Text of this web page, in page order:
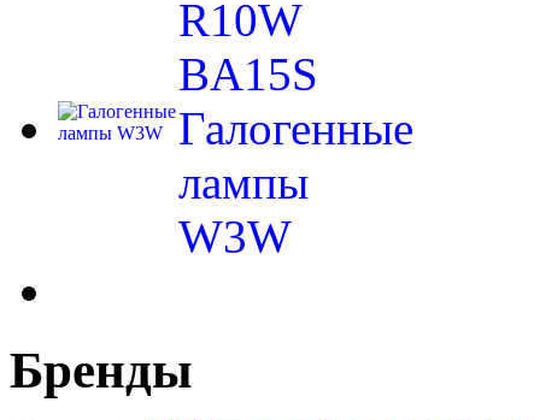
R10W
BA15S
Галогенные
лампы
W3W
Бренды